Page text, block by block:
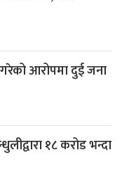
गरेको आरोपमा दुई जना
१८ करोड भन्दा